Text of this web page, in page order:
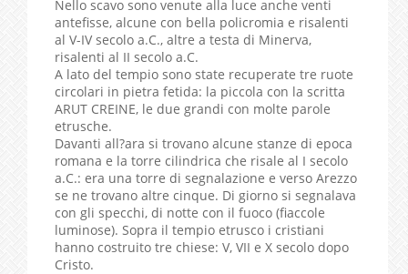
Nello scavo sono venute alla luce anche venti
antefisse, alcune con bella policromia e risalenti
al V-IV secolo a.C., altre a testa di Minerva,
risalenti al II secolo a.C.
A lato del tempio sono state recuperate tre ruote
circolari in pietra fetida: la piccola con la scritta
ARUT CREINE, le due grandi con molte parole
etrusche.
Davanti all?ara si trovano alcune stanze di epoca
romana e la torre cilindrica che risale al I secolo
a.C.: era una torre di segnalazione e verso Arezzo
se ne trovano altre cinque. Di giorno si segnalava
con gli specchi, di notte con il fuoco (fiaccole
luminose). Sopra il tempio etrusco i cristiani
hanno costruito tre chiese: V, VII e X secolo dopo
Cristo.